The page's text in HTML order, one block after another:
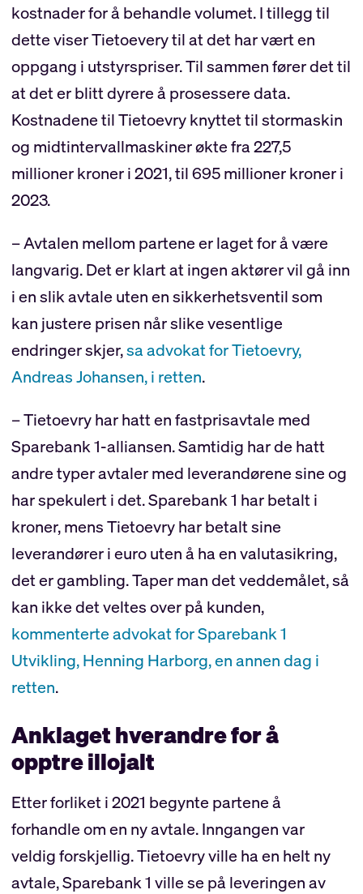
kostnader for å behandle volumet. I tillegg til
dette viser Tietoevery til at det har vært en
oppgang i utstyrspriser. Til sammen fører det til
at det er blitt dyrere å prosessere data.
Kostnadene til Tietoevry knyttet til stormaskin
og midtintervallmaskiner økte fra 227,5
millioner kroner i 2021, til 695 millioner kroner i
2023.
– Avtalen mellom partene er laget for å være
langvarig. Det er klart at ingen aktører vil gå inn
i en slik avtale uten en sikkerhetsventil som
kan justere prisen når slike vesentlige
endringer skjer,sa advokat for Tietoevry,
Andreas Johansen, i retten.
– Tietoevry har hatt en fastprisavtale med
Sparebank 1-alliansen. Samtidig har de hatt
andre typer avtaler med leverandørene sine og
har spekulert i det. Sparebank 1 har betalt i
kroner, mens Tietoevry har betalt sine
leverandører i euro uten å ha en valutasikring,
det er gambling. Taper man det veddemålet, så
kan ikke det veltes over på kunden,
kommenterte advokat for Sparebank 1
Utvikling, Henning Harborg, en annen dag i
retten.
Anklaget hverandre for å
opptre illojalt
Etter forliket i 2021 begynte partene å
forhandle om en ny avtale. Inngangen var
veldig forskjellig. Tietoevry ville ha en helt ny
avtale, Sparebank 1 ville se på leveringen av